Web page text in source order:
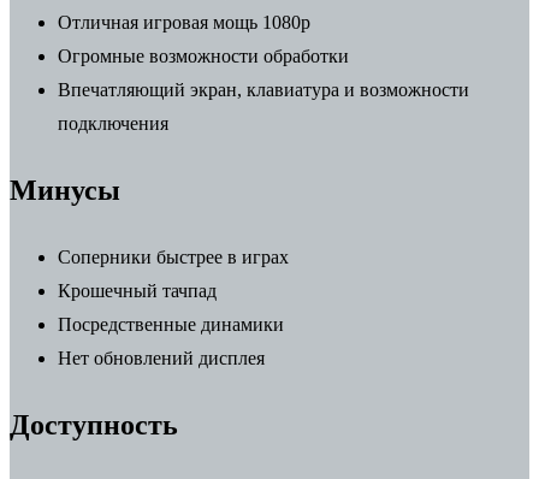
Отличная игровая мощь 1080p
Огромные возможности обработки
Впечатляющий экран, клавиатура и возможности
подключения
Минусы
Соперники быстрее в играх
Крошечный тачпад
Посредственные динамики
Нет обновлений дисплея
Доступность